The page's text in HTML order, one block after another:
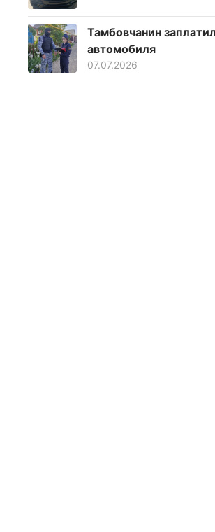
Тамбовчанин
автомобиля
07.07.2026